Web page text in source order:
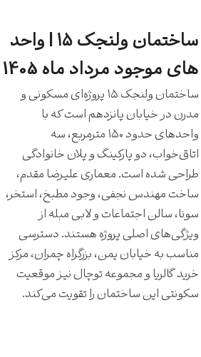
ساختمان ولنجک ۱۵ | واحد
های موجود مرداد ماه 1405
ساختمان ولنجک ۱۵ پروژه‌ای مسکونی و
مدرن در خیابان پانزدهم است که با
واحدهای حدود ۱۵۰ مترمربع، سه
اتاق‌خواب، دو پارکینگ و پلان خانوادگی
طراحی شده است. معماری علیرضا مقدم،
ساخت مهندس نجفی، وجود مطبخ، استخر،
سونا، سالن اجتماعات و لابی مبله از
ویژگی‌های اصلی پروژه هستند. دسترسی
مناسب به خیابان یمن، بزرگراه چمران، مرکز
خرید گالریا و مجموعه توچال نیز موقعیت
سکونتی این ساختمان را تقویت می‌کند.